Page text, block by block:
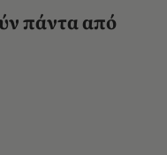
πάντα από